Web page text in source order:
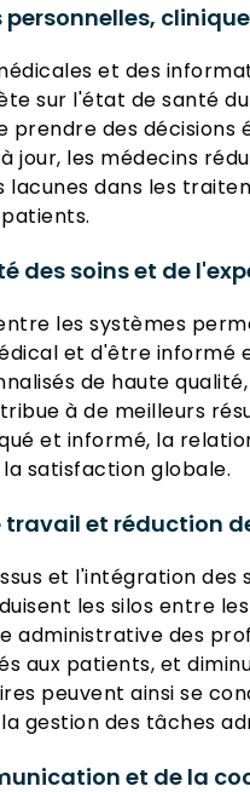
et des
sur l'état de santé
prendre des décisions
jour, les médecins
lacunes dans les
des soins et de
les systèmes
et d'être informé
de haute
à de meilleurs
et informé, la
satisfaction globale.
travail et réduction
et l'intégration des
les silos entre
administrative des
aux patients, et
peuvent ainsi se
gestion des tâches
et de la